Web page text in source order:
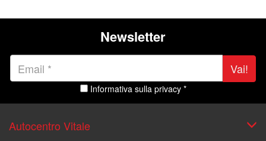
Newsletter
Vai!
Informativa sulla privacy *
Autocentro Vitale